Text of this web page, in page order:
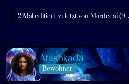
2 Mal editiert, zuletzt vonMordecai(9.
Atashkada
Bewohner